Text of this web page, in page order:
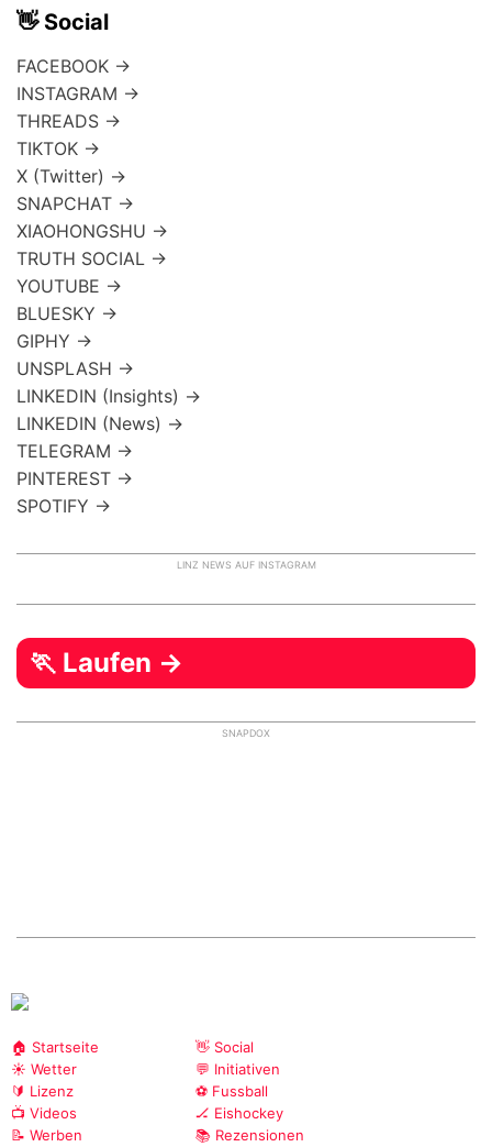
👋 Social
FACEBOOK →
INSTAGRAM →
THREADS →
TIKTOK →
X (Twitter) →
SNAPCHAT →
XIAOHONGSHU →
TRUTH SOCIAL →
YOUTUBE →
BLUESKY →
GIPHY →
UNSPLASH →
LINKEDIN (Insights) →
LINKEDIN (News) →
TELEGRAM →
PINTEREST →
SPOTIFY →
LINZ NEWS AUF INSTAGRAM
🏃 Laufen →
SNAPDOX
🏠 Startseite
☀️ Wetter
🔰 Lizenz
📺 Videos
📝 Werben
👋 Social
💬 Initiativen
⚽ Fussball
🏒 Eishockey
📚 Rezensionen